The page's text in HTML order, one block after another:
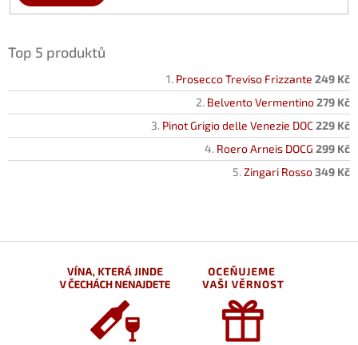
Top 5 produktů
Prosecco Treviso Frizzante 249 Kč
Belvento Vermentino279 Kč
Pinot Grigio delle Venezie DOC229 Kč
Roero Arneis DOCG 299 Kč
Zingari Rosso349 Kč